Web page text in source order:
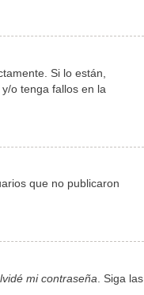
Si lo están,
o tenga fallos en la
que no publicaron
mi contraseña . Siga las